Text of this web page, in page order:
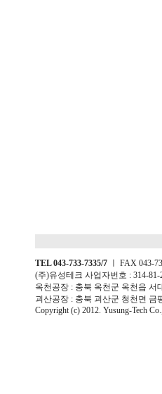
TEL 043-733-7335/7 ㅣ FAX 043-
(주)유성테크 사업자번호 : 314-
옥천공장 : 충북 옥천군 옥천읍 서
괴산공장 : 충북 괴산군 청천면 금
Copyright (c) 2012. Yusung-Tech